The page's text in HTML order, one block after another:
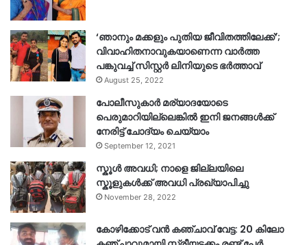
‘ഞാനും മക്കളും പുതിയ ജീവിതത്തിലേക്ക്’;
വിവാഹിതനാവുകയാണെന്ന വാർത്ത
പങ്കുവച്ച് സിസ്റ്റർ ലിനിയുടെ ഭർത്താവ്
August 25, 2022
പോലീസുകാര്‍ മര്യാദയോടെ
പെരുമാറിയില്ലെങ്കില്‍ ഇനി ജനങ്ങള്‍ക്ക്
നേരിട്ട് ചോദ്യം ചെയ്യാം
September 12, 2021
സ്കൂൾ അവധി; നാളെ ജില്ലയിലെ
സ്കൂളുകൾക്ക് അവധി പ്രഖ്യാപിച്ചു
November 28, 2022
കോഴിക്കോട് വൻ കഞ്ചാവ് വേട്ട: 20 കിലോ